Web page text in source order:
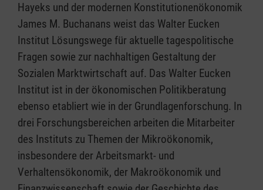
Hayeks und der modernen Konstitutionenökonomik
James M. Buchanans weist das Walter Eucken
Institut Lösungswege für aktuelle tagespolitische
Fragen sowie zur nachhaltigen Gestaltung der
Sozialen Marktwirtschaft auf. Das Walter Eucken
Institut ist in der ökonomischen Politikberatung
ebenso etabliert wie in der Grundlagenforschung. In
drei Forschungsbereichen arbeiten die Mitarbeiter
des Instituts zu Themen der Mikroökonomik,
insbesondere der Arbeitsmarkt- und
Verhaltensökonomik, der Makroökonomik und